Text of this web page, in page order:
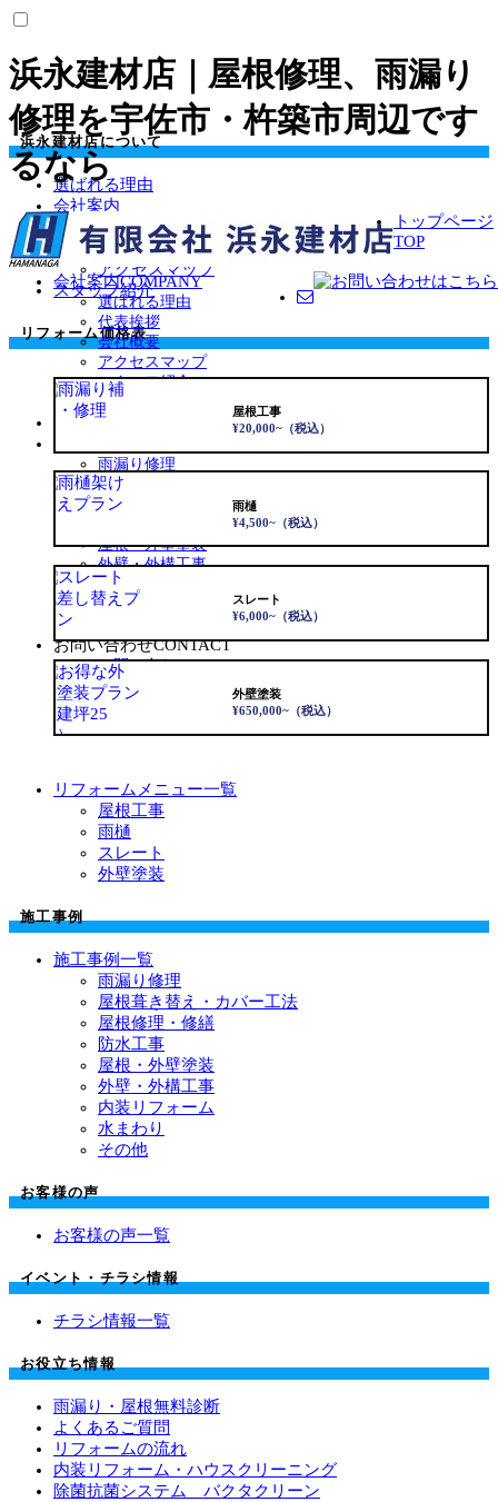
浜永建材店｜屋根修理、雨漏り
修理を宇佐市・杵築市周辺です
るなら
トップページ
TOP
会社案内COMPANY
選ばれる理由
代表挨拶
会社概要
アクセスマップ
スタッフ紹介
お客様の声
雨漏り・屋根無料診断
Rain Leak
サ
ブ
ー
雨漏り修理
屋根葺き替え・カバー工法
屋根修理・修繕
屋根・外壁塗装
外壁・外構工事
内装リフォーム
水まわり
お問い合わせCONTACT
お問い合わせ
無料お見積もり
浜永建材店について
選ばれる理由
会社案内
代表挨拶
会社概要
アクセスマップ
スタッフ紹介
リフォーム価格表
屋根工事
¥20,000~ （税込）
雨樋
¥4,500~ （税込）
スレート
¥6,000~ （税込）
外壁塗装
¥650,000~ （税込）
リフォームメニュー一覧
屋根工事
雨樋
スレート
外壁塗装
施工事例
施工事例一覧
雨漏り修理
屋根葺き替え・カバー工法
屋根修理・修繕
防水工事
屋根・外壁塗装
外壁・外構工事
内装リフォーム
水まわり
その他
お客様の声
お客様の声一覧
イベント・チラシ情報
チラシ情報一覧
お役立ち情報
雨漏り・屋根無料診断
よくあるご質問
リフォームの流れ
内装リフォーム・ハウスクリーニング
除菌抗菌システム バクタクリーン